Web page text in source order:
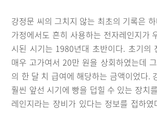
강정문 씨의 그치지 않는 최초의 기록은
가정에서도 흔히 사용하는 전자레인지가
시된 시기는 1980년대 초반이다. 초기의
매우 고가여서 20만 원을 상회하였는데
의 한 달 치 급여에 해당하는 금액이었다.
훨씬 앞선 시기에 빵을 덥힐 수 있는 장치
레인지라는 장비가 있다는 정보를 접하